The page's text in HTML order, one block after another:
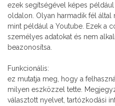
ezek segítségével képes
oldalon. Olyan harmadik fél által
mint például a Youtube. Ezek a
személyes adatokat és nem
beazonosítsa.
Funkcionális:
ez mutatja meg, hogy a
milyen eszközzel tette.
választott nyelvet, tartózkodási